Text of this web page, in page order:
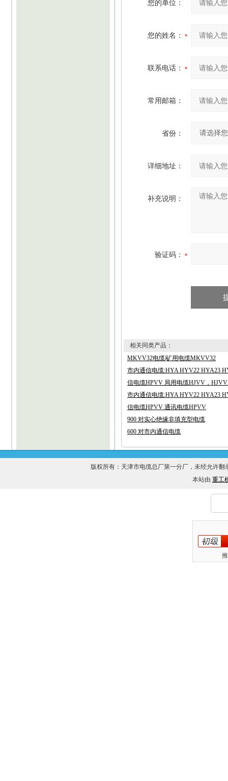
您的单位：
您的姓名：
联系电话：
常用邮箱：
省份：
详细地址：
补充说明：
验证码：
相关同类产品：
MKVV32电缆|矿用电缆MKVV32
市内通信电缆:HYA HYV22 HYA23
信电缆HPVV 局用电缆HJVV，
市内通信电缆:HYA HYV22 HYA23
信电缆HPVV 通讯电缆HPVV
900 对实心绝缘非填充型电缆
600 对市内通信电缆
版权所有：天津市电缆总厂第一分厂，未经允许
本站由 重工